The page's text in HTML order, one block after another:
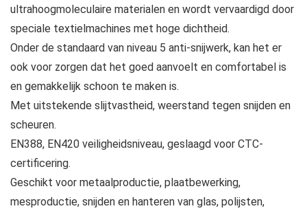
ultrahoogmoleculaire materialen en wordt vervaardigd door
speciale textielmachines met hoge dichtheid.
Onder de standaard van niveau 5 anti-snijwerk, kan het er
ook voor zorgen dat het goed aanvoelt en comfortabel is
en gemakkelijk schoon te maken is.
Met uitstekende slijtvastheid, weerstand tegen snijden en
scheuren.
EN388, EN420 veiligheidsniveau, geslaagd voor CTC-
certificering.
Geschikt voor metaalproductie, plaatbewerking,
mesproductie, snijden en hanteren van glas, polijsten,